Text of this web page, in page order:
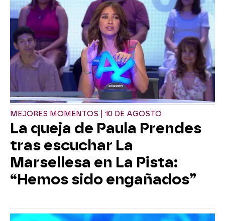
MEJORES MOMENTOS | 10 DE AGOSTO
La queja de Paula Prendes
tras escuchar La
Marsellesa en La Pista:
“Hemos sido engañados”